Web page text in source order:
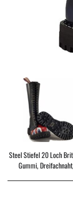
Steel Stiefel 20 Loch
Gummi,